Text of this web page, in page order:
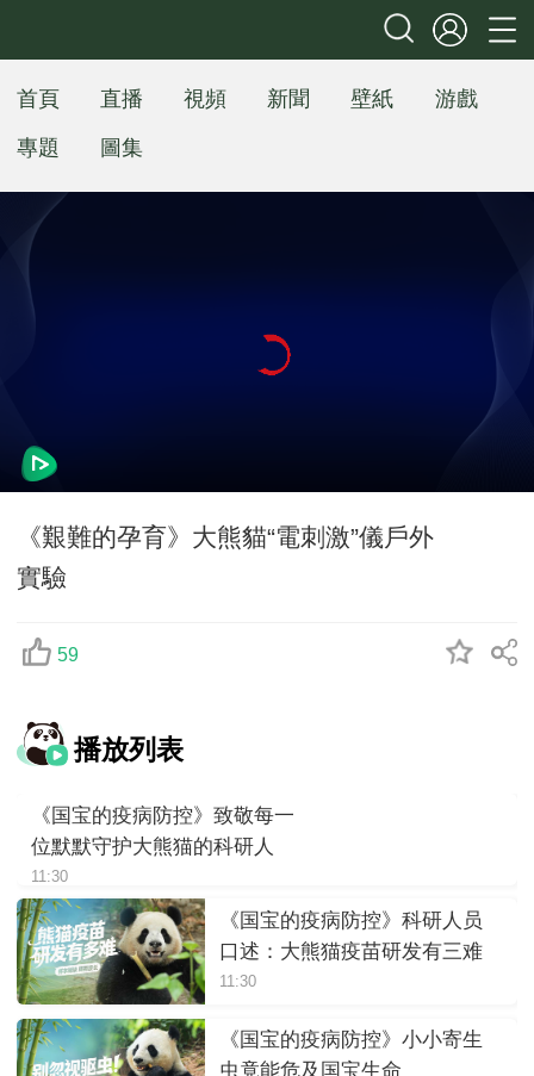
首頁 直播 視頻 新聞 壁紙
游戲
專題
圖集
《艱難的孕育》大熊貓“電刺激”儀戶外
實驗
59
播放列表
《国宝的疫病防控》致敬每一
位默默守护大熊猫的科研人
11:30
《国宝的疫病防控》科研人员
口述：大熊猫疫苗研发有三难
11:30
《国宝的疫病防控》小小寄生
虫竟能危及国宝生命